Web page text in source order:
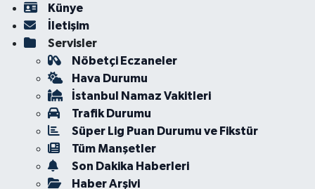
Künye
İletişim
Servisler
Nöbetçi Eczaneler
Hava Durumu
İstanbul Namaz Vakitleri
Trafik Durumu
Süper Lig Puan Durumu ve Fikstür
Tüm Manşetler
Son Dakika Haberleri
Haber Arşivi